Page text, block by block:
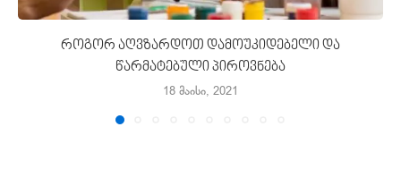
როგორ აღვზარდოთ დამოუკიდებელი და
წარმატებული პიროვნება
18 მაისი, 2021